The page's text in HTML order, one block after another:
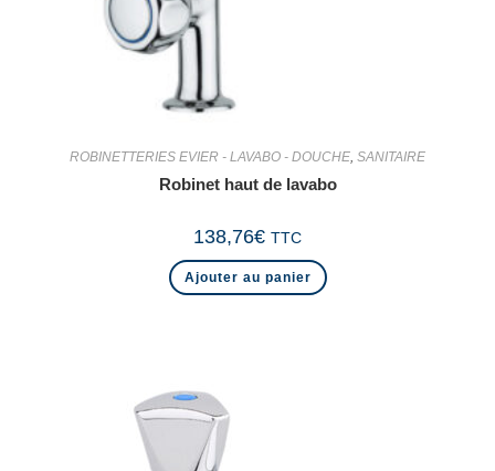
ROBINETTERIES EVIER - LAVABO - DOUCHE SANITAIRE
Robinet haut de lavabo
138,76€ TTC
Ajouter au panier